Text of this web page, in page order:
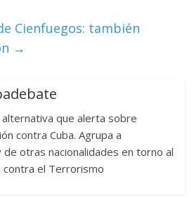
Cienfuegos: también
→
que alerta sobre
contra Cuba. Agrupa a
otras nacionalidades en torno al
contra el Terrorismo